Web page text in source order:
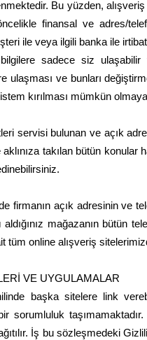
Bu yüzden,
finansal ve adres/
ile veya ilgili banka ile
sadece siz
ulaşması ve bunları
kırılması mümkün
servisi bulunan ve açık
takılan bütün konular
firmanın açık adresinin ve
mağazanın bütün
tüm online alışveriş
VE UYGULAMALAR
başka sitelere link
sorumluluk
İş bu sözleşmedeki